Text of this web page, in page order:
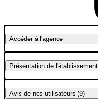
Accéderà l'agence
Présentation de l'établissement
Avis de nos utilisateurs (9)